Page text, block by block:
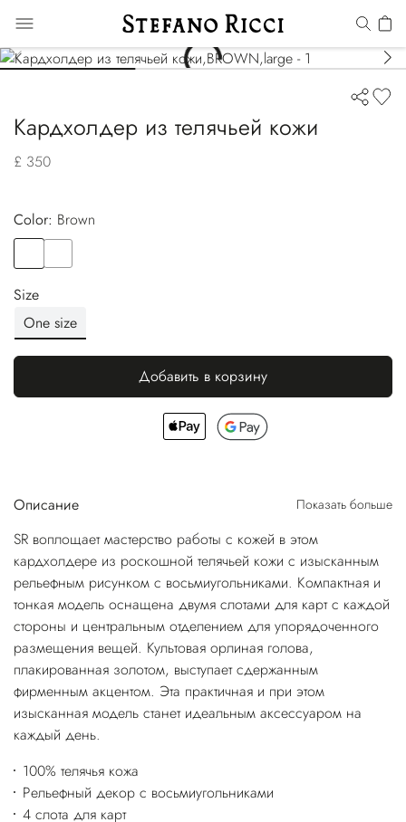
Кардхолдер из телячьей кожи
£ 350
Color:
brown
Size
One size
Добавить в корзину
Описание Показать больше
SR воплощает мастерство работы с кожей в этом
кардхолдере из роскошной телячьей кожи с изысканным
рельефным рисунком с восьмиугольниками. Компактная и
тонкая модель оснащена двумя слотами для карт с каждой
стороны и центральным отделением для упорядоченного
размещения вещей. Культовая орлиная голова,
плакированная золотом, выступает сдержанным
фирменным акцентом. Эта практичная и при этом
изысканная модель станет идеальным аксессуаром на
каждый день.
100% телячья кожа
Рельефный декор с восьмиугольниками
4 слота для карт